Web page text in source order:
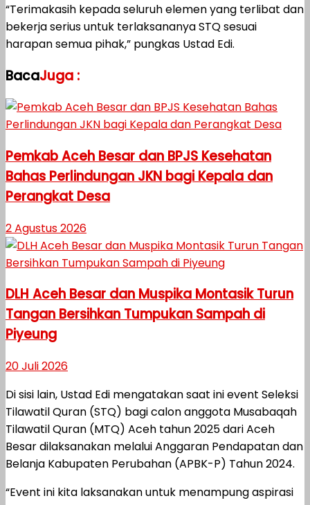
“Terimakasih kepada seluruh elemen yang terlibat dan
bekerja serius untuk terlaksananya STQ sesuai
harapan semua pihak,” pungkas Ustad Edi.
BacaJuga :
Pemkab Aceh Besar dan BPJS Kesehatan
Bahas Perlindungan JKN bagi Kepala dan
Perangkat Desa
2 Agustus 2026
DLH Aceh Besar dan Muspika Montasik Turun
Tangan Bersihkan Tumpukan Sampah di
Piyeung
20 Juli 2026
Di sisi lain, Ustad Edi mengatakan saat ini event Seleksi
Tilawatil Quran (STQ) bagi calon anggota Musabaqah
Tilawatil Quran (MTQ) Aceh tahun 2025 dari Aceh
Besar dilaksanakan melalui Anggaran Pendapatan dan
Belanja Kabupaten Perubahan (APBK-P) Tahun 2024.
“Event ini kita laksanakan untuk menampung aspirasi